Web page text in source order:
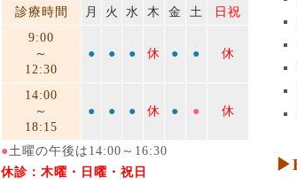
診療時間 月 火 水 木 金 土
日祝
9:00
～
12:30
● ● ● 休 ● ● 休
14:00
～
18:15
● ● ● 休 ● ● 休
●土曜の午後は14:00～16:30
休診：木曜・日曜・祝日